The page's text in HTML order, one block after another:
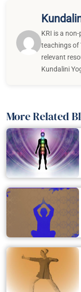
KRI is a
teachings of
relevant
Kundalini
More Related